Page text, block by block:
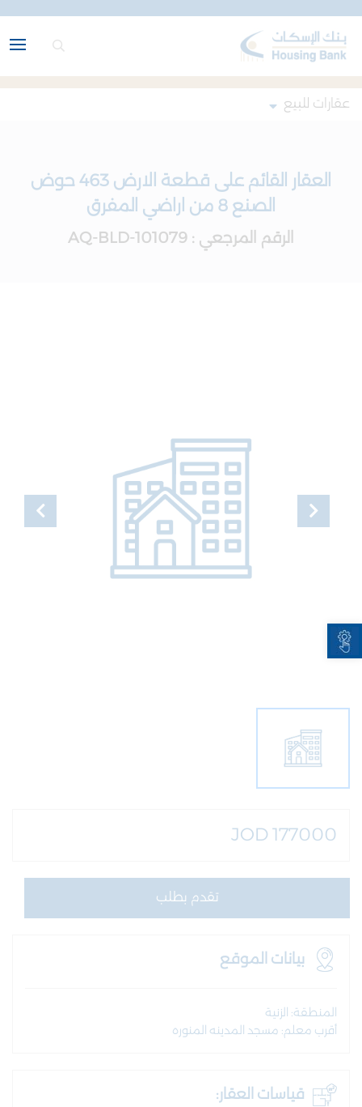
Open toolbar
عقارات للبيع
العقار القائم على قطعة الارض 463 حوض
الصنع 8 من اراضي المفرق
الرقم المرجعي : AQ-BLD-101079
JOD 177000
تقدم بطلب
بيانات الموقع
المنطقة: الزنية
أقرب معلم: مسجد المدينه المنوره
قياسات العقار: